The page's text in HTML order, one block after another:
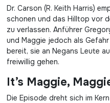
Dr. Carson (R. Keith Harris)
schonen und das Hilltop vor
zu verlassen. Anführer
und Maggie jedoch als
bereit, sie an Negans Leute
freiwillig gehen.
It’s Maggie,
Die Episode dreht sich im